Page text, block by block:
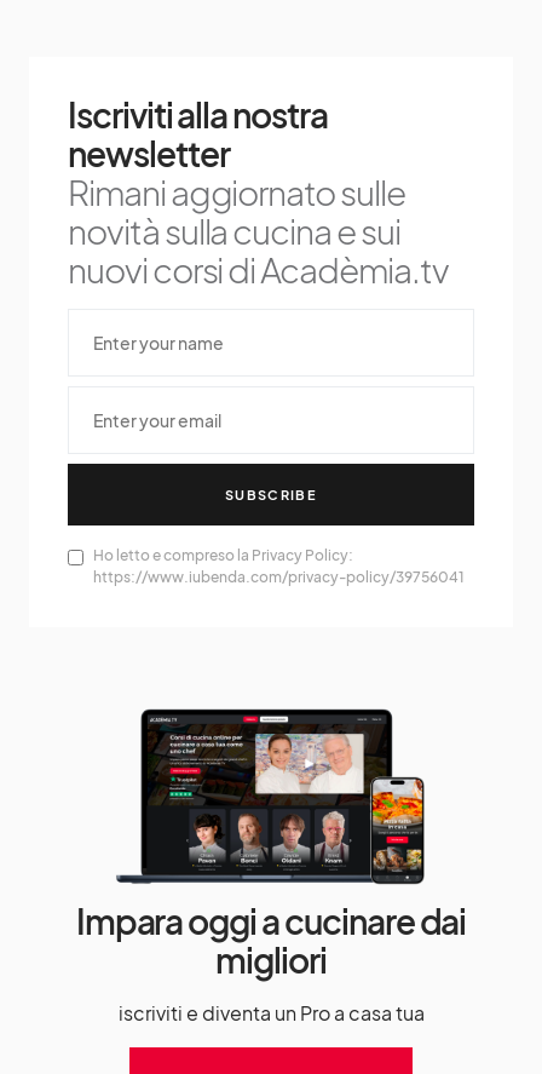
Iscriviti alla nostra
newsletter
Rimani aggiornato sulle
novità sulla cucina e sui
nuovi corsi di Acadèmia.tv
SUBSCRIBE
Ho letto e compreso la Privacy Policy:
https://www.iubenda.com/privacy-policy/39756041
Impara oggi a cucinare dai
migliori
iscriviti e diventa un Pro a casa tua